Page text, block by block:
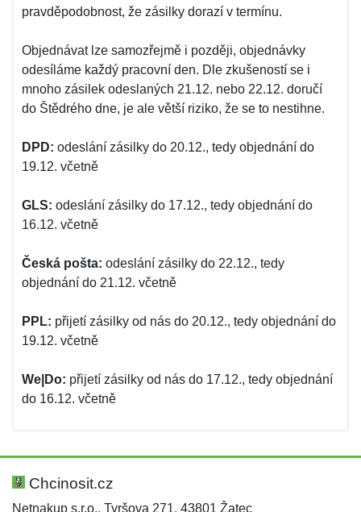
pravděpodobnost, že zásilky dorazí v termínu.
Objednávat lze samozřejmě i později, objednávky
odesíláme každý pracovní den. Dle zkušeností se i
mnoho zásilek odeslaných 21.12. nebo 22.12. doručí
do Štědrého dne, je ale větší riziko, že se to nestihne.
DPD: odeslání zásilky do 20.12., tedy objednání do
19.12. včetně
GLS: odeslání zásilky do 17.12., tedy objednání do
16.12. včetně
Česká pošta: odeslání zásilky do 22.12., tedy
objednání do 21.12. včetně
PPL: přijetí zásilky od nás do 20.12., tedy objednání do
19.12. včetně
We|Do: přijetí zásilky od nás do 17.12., tedy objednání
do 16.12. včetně
Chcinosit.cz
Netnakup s.r.o., Tyršova 271, 43801 Žatec